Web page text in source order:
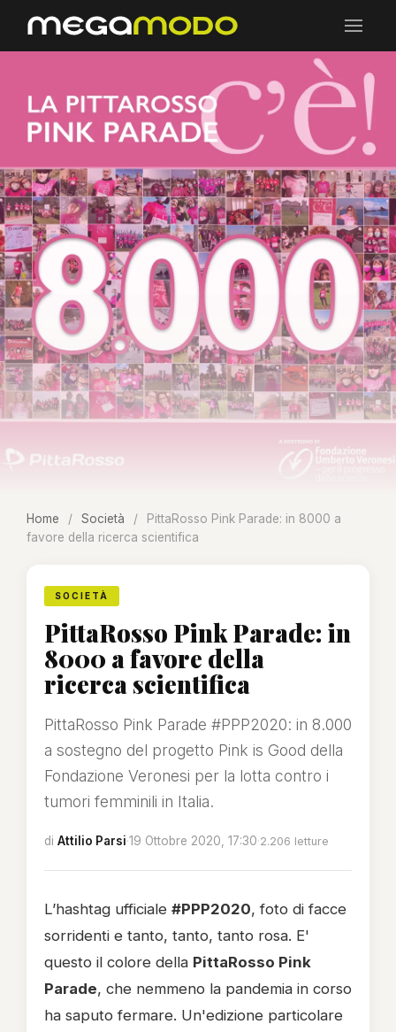
Home / Società /
PittaRosso Pink Parade: in 8000 a
favore della ricerca scientifica
SOCIETÀ
PittaRosso Pink Parade: in
8000 a favore della
ricerca scientifica
PittaRosso Pink Parade #PPP2020: in 8.000
a sostegno del progetto Pink is Good della
Fondazione Veronesi per la lotta contro i
tumori femminili in Italia.
di Attilio Parsi·19 Ottobre 2020, 17:30·2.206 letture
L’hashtag ufficiale #PPP2020, foto di facce
sorridenti e tanto, tanto, tanto rosa. E'
questo il colore della PittaRosso Pink
Parade, che nemmeno la pandemia in corso
ha saputo fermare. Un'edizione particolare